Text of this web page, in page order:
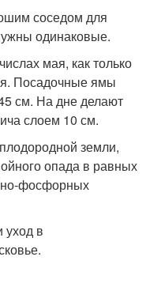
соседом для
одинаковые.
мая, как только
Посадочные ямы
см. На дне делают
слоем 10 см.
земли,
опада в равных
фосфорных